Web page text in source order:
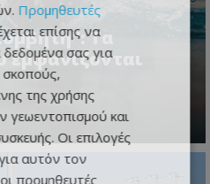
Τα
Προμηθευτές
επίσης να
σας για
σκοπούς,
της χρήσης
γεωεντοπισμού και
Οι επιλογές
αυτόν τον
προμηθευτές